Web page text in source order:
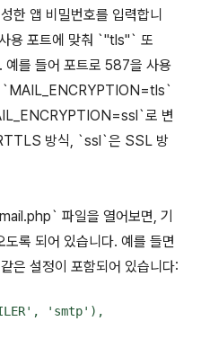
한 앱 비밀번호를 입력합니
용 포트에 맞춰 `"tls"` 또
를 들어 포트로 587을 사용
로 변
방식, `ssl`은 SSL 방
파일을 열어보면, 기
록 되어 있습니다. 예를 들면
설정이 포함되어 있습니다:
'smtp'),